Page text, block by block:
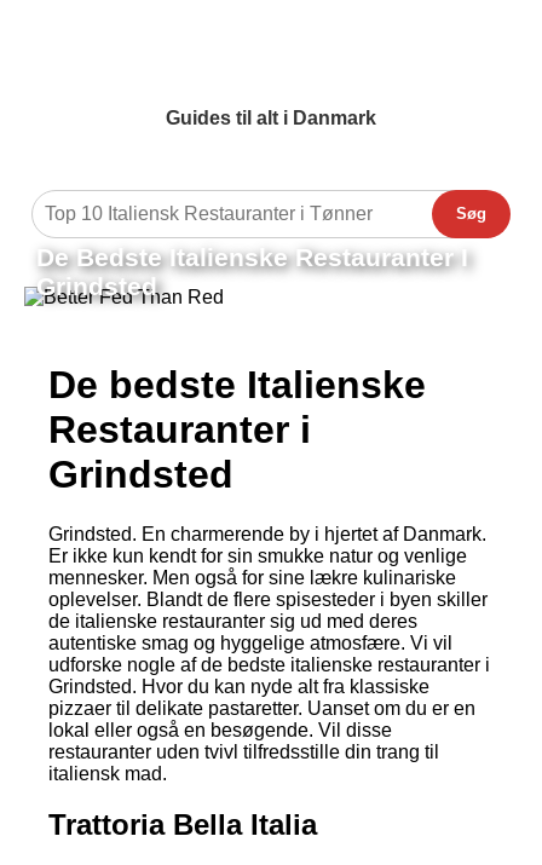
Guides til alt i Danmark
Søg
De Bedste Italienske Restauranter I
Grindsted
De bedste Italienske
Restauranter i
Grindsted
Grindsted. En charmerende by i hjertet af Danmark.
Er ikke kun kendt for sin smukke natur og venlige
mennesker. Men også for sine lækre kulinariske
oplevelser. Blandt de flere spisesteder i byen skiller
de italienske restauranter sig ud med deres
autentiske smag og hyggelige atmosfære. Vi vil
udforske nogle af de bedste italienske restauranter i
Grindsted. Hvor du kan nyde alt fra klassiske
pizzaer til delikate pastaretter. Uanset om du er en
lokal eller også en besøgende. Vil disse
restauranter uden tvivl tilfredsstille din trang til
italiensk mad.
Trattoria Bella Italia